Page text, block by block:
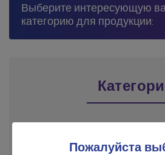
Выберите интересующую
категорию для продукции:
Пожалуйста